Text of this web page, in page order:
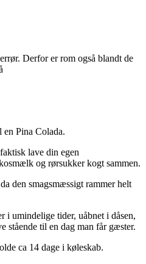
Derfor er rom også blandt de
Pina Colada.
lave din egen
og rørsukker kogt sammen.
den smagsmæssigt rammer helt
i umindelige tider, uåbnet i dåsen,
stående til en dag man får gæster.
ca 14 dage i køleskab.